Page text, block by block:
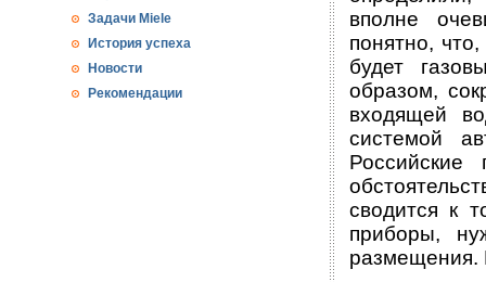
Задачи Miele
История успеха
Новости
Рекомендации
вполне
понятно,
будет
образом,
входящей
системой
сводится к
приборы,
размещения.